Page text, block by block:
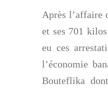
Après l’affaire
et ses 701
eu ces
l’économie
Bouteflika